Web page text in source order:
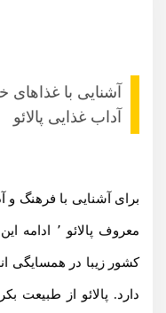
آشنایی با
آداب غذایی پالائو
برای آشنایی با فرهنگ و
معروف پالائو ٬ ادامه این مقاله از سایت
کشور زیبا در همسایگی
دارد. پالائو از طبیعت